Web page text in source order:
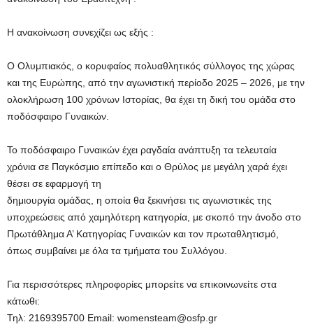
Η ανακοίνωση συνεχίζει ως εξής :
Ο Ολυμπιακός, ο κορυφαίος πολυαθλητικός σύλλογος της χώρας
και της Ευρώπης, από την αγωνιστική περίοδο 2025 – 2026, με την
ολοκλήρωση 100 χρόνων Ιστορίας, θα έχει τη δική του ομάδα στο
ποδόσφαιρο Γυναικών.
Το ποδόσφαιρο Γυναικών έχει ραγδαία ανάπτυξη τα τελευταία
χρόνια σε Παγκόσμιο επίπεδο και ο Θρύλος με μεγάλη χαρά έχει
θέσει σε εφαρμογή τη
δημιουργία ομάδας, η οποία θα ξεκινήσει τις αγωνιστικές της
υποχρεώσεις από χαμηλότερη κατηγορία, με σκοπό την άνοδο στο
Πρωτάθλημα Α’ Κατηγορίας Γυναικών και τον πρωταθλητισμό,
όπως συμβαίνει με όλα τα τμήματα του Συλλόγου.
Για περισσότερες πληροφορίες μπορείτε να επικοινωνείτε στα
κάτωθι:
Τηλ: 2169395700 Email: womensteam@osfp.gr